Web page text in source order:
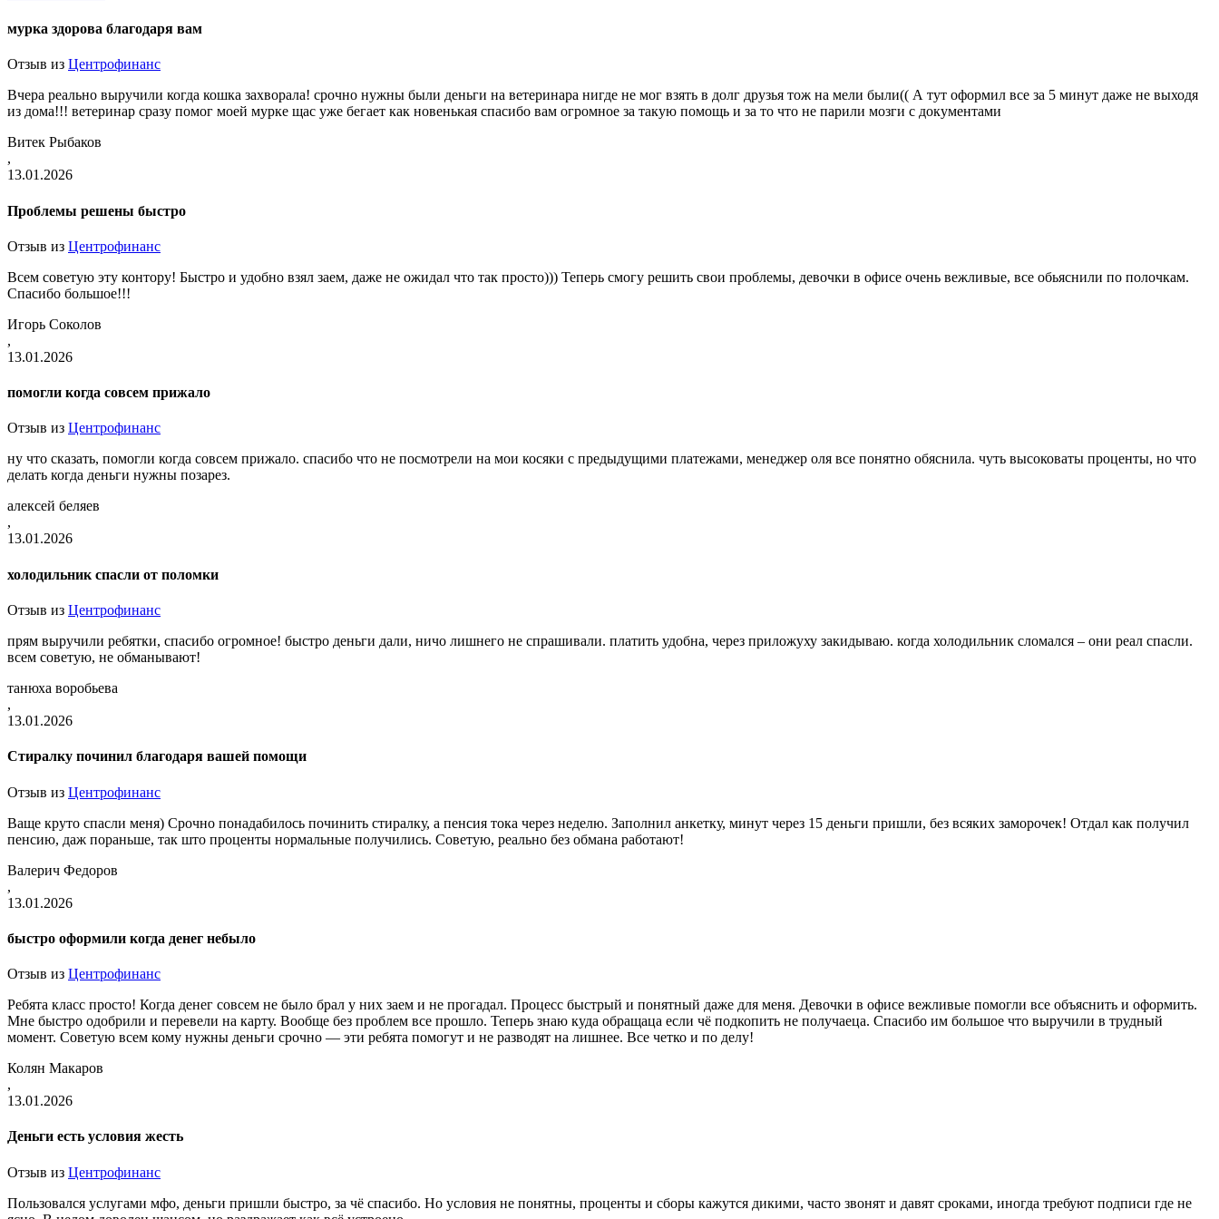
мурка здорова благодаря вам
Отзыв из Центрофинанс
Вчера реально выручили когда кошка захворала! срочно нужны были деньги на ветеринара нигде не мог взять в долг друзья тож на мели были(( А тут оформил все за 5 минут даже не выходя
из дома!!! ветеринар сразу помог моей мурке щас уже бегает как новенькая спасибо вам огромное за такую помощь и за то что не парили мозги с документами
Витек Рыбаков
,
13.01.2026
Проблемы решены быстро
Отзыв из Центрофинанс
Всем советую эту контору! Быстро и удобно взял заем, даже не ожидал что так просто))) Теперь смогу решить свои проблемы, девочки в офисе очень вежливые, все обьяснили по полочкам.
Спасибо большое!!!
Игорь Соколов
,
13.01.2026
помогли когда совсем прижало
Отзыв из Центрофинанс
ну что сказать, помогли когда совсем прижало. спасибо что не посмотрели на мои косяки с предыдущими платежами, менеджер оля все понятно обяснила. чуть высоковаты проценты, но что
делать когда деньги нужны позарез.
алексей беляев
,
13.01.2026
холодильник спасли от поломки
Отзыв из Центрофинанс
прям выручили ребятки, спасибо огромное! быстро деньги дали, ничо лишнего не спрашивали. платить удобна, через приложуху закидываю. когда холодильник сломался – они реал спасли.
всем советую, не обманывают!
танюха воробьева
,
13.01.2026
Стиралку починил благодаря вашей помощи
Отзыв из Центрофинанс
Ваще круто спасли меня) Срочно понадабилось починить стиралку, а пенсия тока через неделю. Заполнил анкетку, минут через 15 деньги пришли, без всяких заморочек! Отдал как получил
пенсию, даж пораньше, так што проценты нормальные получились. Советую, реально без обмана работают!
Валерич Федоров
,
13.01.2026
быстро оформили когда денег небыло
Отзыв из Центрофинанс
Ребята класс просто! Когда денег совсем не было брал у них заем и не прогадал. Процесс быстрый и понятный даже для меня. Девочки в офисе вежливые помогли все объяснить и оформить.
Мне быстро одобрили и перевели на карту. Вообще без проблем все прошло. Теперь знаю куда обращаца если чё подкопить не получаеца. Спасибо им большое что выручили в трудный
момент. Советую всем кому нужны деньги срочно — эти ребята помогут и не разводят на лишнее. Все четко и по делу!
Колян Макаров
,
13.01.2026
Деньги есть условия жесть
Отзыв из Центрофинанс
Пользовался услугами мфо, деньги пришли быстро, за чё спасибо. Но условия не понятны, проценты и сборы кажутся дикими, часто звонят и давят сроками, иногда требуют подписи где не